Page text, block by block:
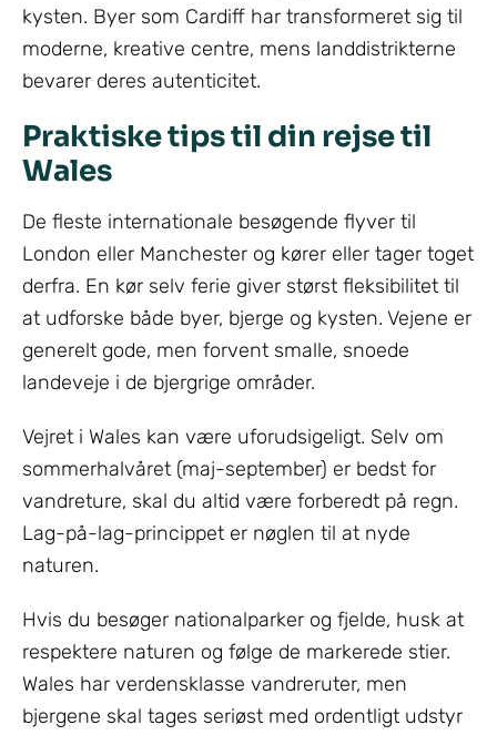
kysten. Byer som Cardiff har transformeret sig til
moderne, kreative centre, mens landdistrikterne
bevarer deres autenticitet.
Praktiske tips til din rejse til
Wales
De fleste internationale besøgende flyver til
London eller Manchester og kører eller tager toget
derfra. En kør selv ferie giver størst fleksibilitet til
at udforske både byer, bjerge og kysten. Vejene er
generelt gode, men forvent smalle, snoede
landeveje i de bjergrige områder.
Vejret i Wales kan være uforudsigeligt. Selv om
sommerhalvåret (maj-september) er bedst for
vandreture, skal du altid være forberedt på regn.
Lag-på-lag-princippet er nøglen til at nyde
naturen.
Hvis du besøger nationalparker og fjelde, husk at
respektere naturen og følge de markerede stier.
Wales har verdensklasse vandreruter, men
bjergene skal tages seriøst med ordentligt udstyr